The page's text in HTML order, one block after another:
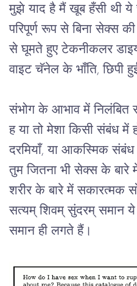
मुझे याद है मैं खूब हँसी थी
परिपूर्ण रूप से बिना सेक्स
से घूमते हुए टेकनीकलर
वाइट चॅनेल के भाँति, छिपी
संभोग के आभाव में निलंबित
ह या तो मेशा किसी संबंध में
दरमियाँ, या आकस्मिक
तुम जितना भी सेक्स के बारे
शरीर के बारे में सकारत्मक
सत्यम् शिवम् सुंदरम् समान ये
समान ही लगते हैं।